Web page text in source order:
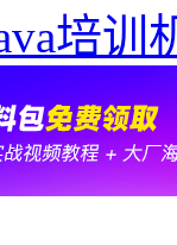
培训